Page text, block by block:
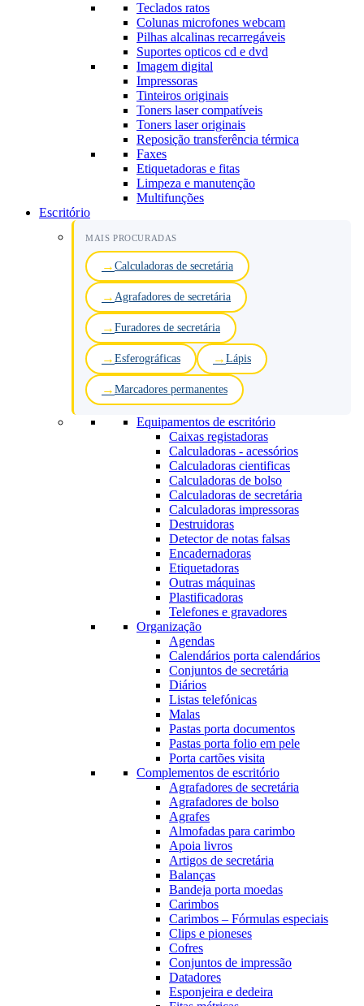
Teclados ratos
Colunas microfones webcam
Pilhas alcalinas recarregáveis
Suportes opticos cd e dvd
Imagem digital
Impressoras
Tinteiros originais
Toners laser compatíveis
Toners laser originais
Reposição transferência térmica
Faxes
Etiquetadoras e fitas
Limpeza e manutenção
Multifunções
Escritório
MAIS PROCURADAS
Calculadoras de secretária
Agrafadores de secretária
Furadores de secretária
Esferográficas Lápis
Marcadores permanentes
Equipamentos de escritório
Caixas registadoras
Calculadoras - acessórios
Calculadoras cientificas
Calculadoras de bolso
Calculadoras de secretária
Calculadoras impressoras
Destruidoras
Detector de notas falsas
Encadernadoras
Etiquetadoras
Outras máquinas
Plastificadoras
Telefones e gravadores
Organização
Agendas
Calendários porta calendários
Conjuntos de secretária
Diários
Listas telefónicas
Malas
Pastas porta documentos
Pastas porta folio em pele
Porta cartões visita
Complementos de escritório
Agrafadores de secretária
Agrafadores de bolso
Agrafes
Almofadas para carimbo
Apoia livros
Artigos de secretária
Balanças
Bandeja porta moedas
Carimbos
Carimbos – Fórmulas especiais
Clips e pioneses
Cofres
Conjuntos de impressão
Datadores
Esponjeira e dedeira